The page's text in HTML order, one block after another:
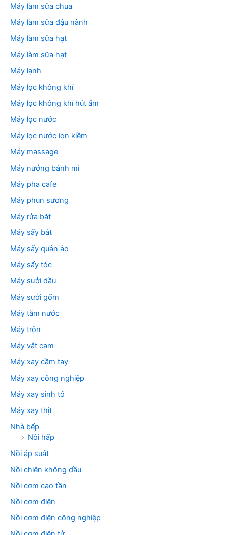
Máy làm sữa chua
Máy làm sữa đậu nành
Máy làm sữa hạt
Máy làm sữa hạt
Máy lạnh
Máy lọc không khí
Máy lọc không khí hút ẩm
Máy lọc nước
Máy lọc nước ion kiềm
Máy massage
Máy nướng bánh mì
Máy pha cafe
Máy phun sương
Máy rửa bát
Máy sấy bát
Máy sấy quần áo
Máy sấy tóc
Máy sưởi dầu
Máy sưởi gốm
Máy tăm nước
Máy trộn
Máy vắt cam
Máy xay cầm tay
Máy xay công nghiệp
Máy xay sinh tố
Máy xay thịt
Nhà bếp
Nồi hấp
Nồi áp suất
Nồi chiên không dầu
Nồi cơm cao tần
Nồi cơm điện
Nồi cơm điện công nghiệp